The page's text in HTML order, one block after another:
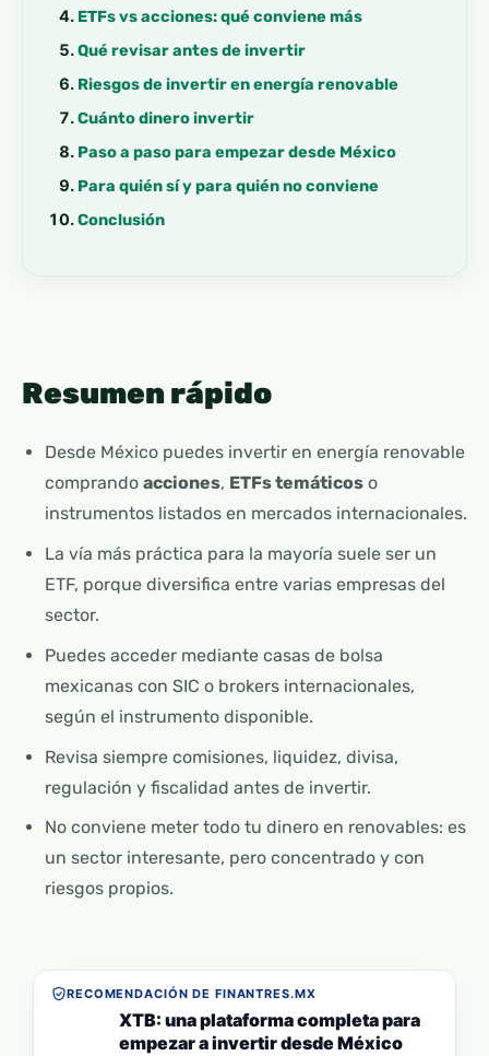
ETFs vs acciones: qué conviene más
Qué revisar antes de invertir
Riesgos de invertir en energía renovable
Cuánto dinero invertir
Paso a paso para empezar desde México
Para quién sí y para quién no conviene
Conclusión
Resumen rápido
Desde México puedes invertir en energía renovable
comprando acciones, ETFs temáticoso
instrumentos listados en mercados internacionales.
La vía más práctica para la mayoría suele ser un
ETF, porque diversifica entre varias empresas del
sector.
Puedes acceder mediante casas de bolsa
mexicanas con SIC o brokers internacionales,
según el instrumento disponible.
Revisa siempre comisiones, liquidez, divisa,
regulación y fiscalidad antes de invertir.
No conviene meter todo tu dinero en renovables: es
un sector interesante, pero concentrado y con
riesgos propios.
RECOMENDACIÓN DE FINANTRES.MX
XTB: una plataforma completa para
empezar a invertir desde México